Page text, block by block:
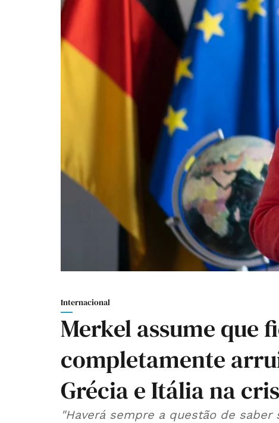
Internacional
Merkel assume que
completamente
Grécia e Itália na
"Haverá sempre a questão de